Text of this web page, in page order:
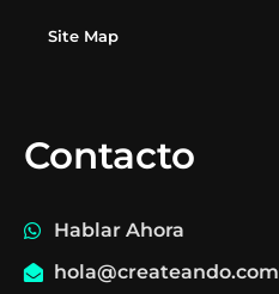
Site Map
Contacto
Hablar Ahora
hola@createando.com